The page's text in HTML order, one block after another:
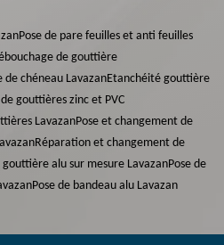
Pose de pare feuilles et anti feuilles
de gouttière
de chéneau LavazanEtanchéité gouttière
de gouttières zinc et PVC
LavazanPose et changement de
Réparation et changement de
gouttière alu sur mesure LavazanPose de
Pose de bandeau alu Lavazan